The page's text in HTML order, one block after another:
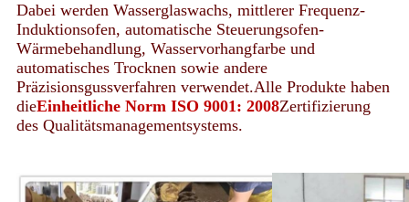
Dabei werden Wasserglaswachs, mittlerer Frequenz-
Induktionsofen, automatische Steuerungsofen-
Wärmebehandlung, Wasservorhangfarbe und
automatisches Trocknen sowie andere
Präzisionsgussverfahren verwendet.Alle Produkte haben
dieEinheitliche Norm ISO 9001: 2008Zertifizierung
des Qualitätsmanagementsystems.